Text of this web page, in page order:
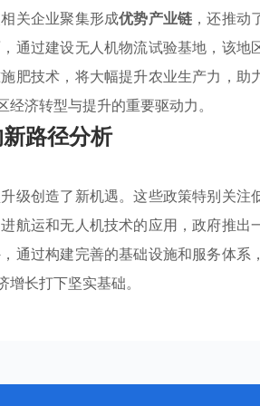
关企业聚集形成优势产业链 ，还推动
通过建设无人机物流试验基地，该地
肥技术，将大幅提升农业生产力，助
济转型与提升的重要驱动力。
路径分析
升级创造了新机遇。这些政策特别关注
航运和无人机技术的应用，政府推出
通过构建完善的基础设施和服务体系，
长打下坚实基础。